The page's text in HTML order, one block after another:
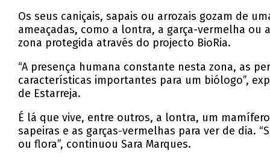
Os seus caniçais, sapais ou arrozais gozam de
ameaçadas, como a lontra, a garça-vermelha ou
zona protegida através do projecto BioRia.
“A presença humana constante nesta zona, as
características importantes para um biólogo”,
de Estarreja.
É lá que vive, entre outros, a lontra, um
sapeiras e as garças-vermelhas para ver de dia.
ou flora”, continuou Sara Marques.